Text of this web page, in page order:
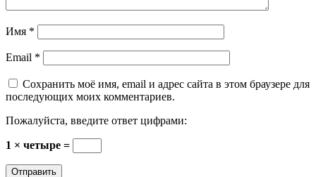
Имя *
Email *
Сохранить моё имя, email и адрес сайта в этом браузере для
последующих моих комментариев.
Пожалуйста, введите ответ цифрами:
1 × четыре =